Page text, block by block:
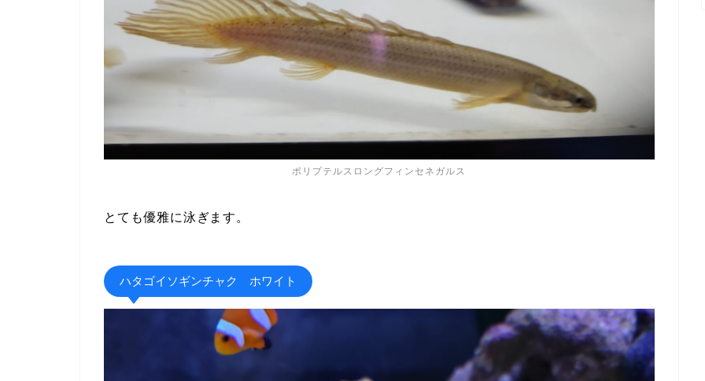
ポリプテルスロングフィンセネガルス
とても優雅に泳ぎます。
ハタゴイソギンチャク ホワイト